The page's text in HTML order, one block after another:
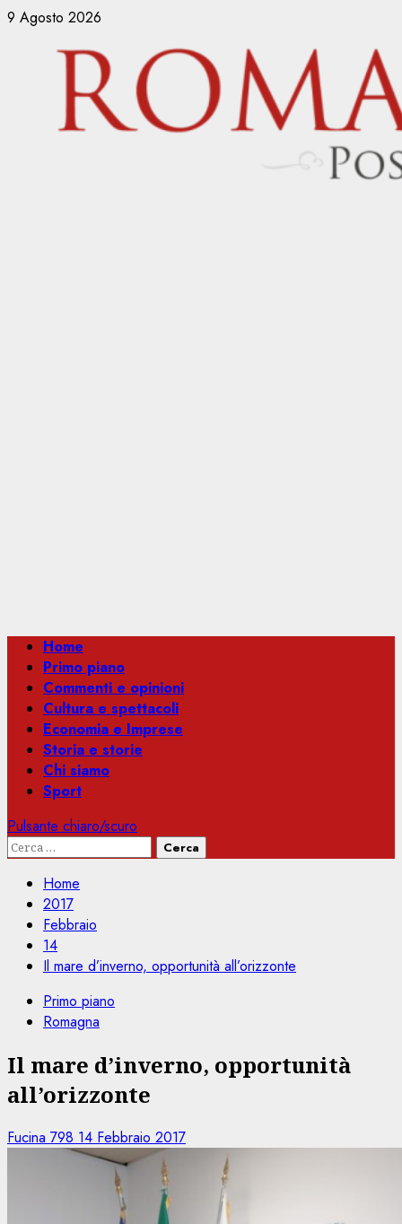
Vai
contenuto
9 Agosto 2026
Menu
principale
Home
Primo piano
Commenti e opinioni
Cultura e spettacoli
Economia e Imprese
Storia e storie
Chi siamo
Sport
Pulsante chiaro/scuro
Ricerca
Home
2017
Febbraio
14
Il mare d’inverno, opportunità all’orizzonte
Primo piano
Romagna
Il mare d’inverno, opportunità
all’orizzonte
Fucina 798 14 Febbraio 2017